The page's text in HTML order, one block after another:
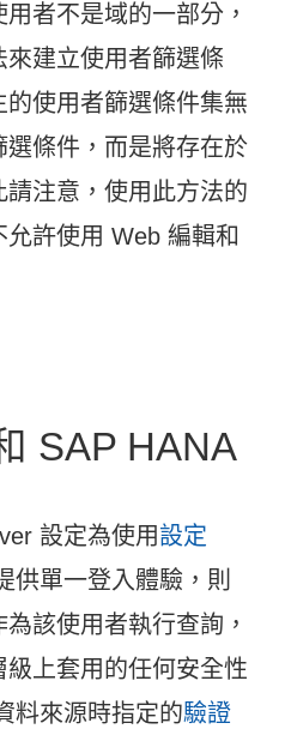
者不是域的一部分，
建立使用者篩選條
使用者篩選條件集無
條件，而是將存在於
注意，使用此方法的
許使用 Web 編輯和
SAP HANA
設定為使用設定
供單一登入體驗，則
該使用者執行查詢，
上套用的任何安全性
料來源時指定的驗證